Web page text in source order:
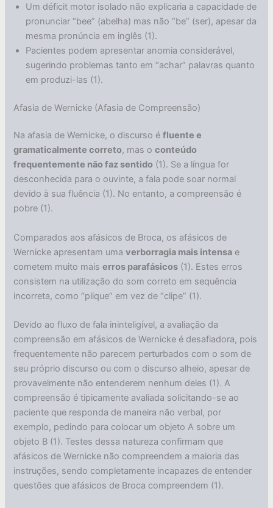
Um déficit motor isolado não explicaria a capacidade de
pronunciar “bee” (abelha) mas não “be” (ser), apesar da
mesma pronúncia em inglês (1).
Pacientes podem apresentar anomia considerável,
sugerindo problemas tanto em “achar” palavras quanto
em produzi-las (1).
Afasia de Wernicke (Afasia de Compreensão)
Na afasia de Wernicke, o discurso éfluente e
gramaticalmente correto, mas oconteúdo
frequentemente não faz sentido (1). Se a língua for
desconhecida para o ouvinte, a fala pode soar normal
devido à sua fluência (1). No entanto, a compreensão é
pobre (1).
Comparados aos afásicos de Broca, os afásicos de
Wernicke apresentam umaverborragia mais intensa e
cometem muito maiserros parafásicos (1). Estes erros
consistem na utilização do som correto em sequência
incorreta, como “plique” em vez de “clipe” (1).
Devido ao fluxo de fala ininteligível, a avaliação da
compreensão em afásicos de Wernicke é desafiadora, pois
frequentemente não parecem perturbados com o som de
seu próprio discurso ou com o discurso alheio, apesar de
provavelmente não entenderem nenhum deles (1). A
compreensão é tipicamente avaliada solicitando-se ao
paciente que responda de maneira não verbal, por
exemplo, pedindo para colocar um objeto A sobre um
objeto B (1). Testes dessa natureza confirmam que
afásicos de Wernicke não compreendem a maioria das
instruções, sendo completamente incapazes de entender
questões que afásicos de Broca compreendem (1).